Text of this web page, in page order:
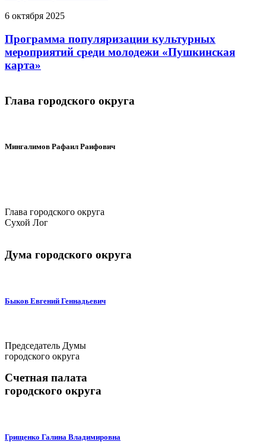
6 октября 2025
Программа популяризации культурных
мероприятий среди молодежи «Пушкинская
карта»
Глава городского округа
Мингалимов Рафаил Раифович
Глава городского округа
Сухой Лог
Дума городского округа
Быков Евгений Геннадьевич
Председатель Думы
городского округа
Счетная палата
городского округа
Грищенко Галина Владимировна